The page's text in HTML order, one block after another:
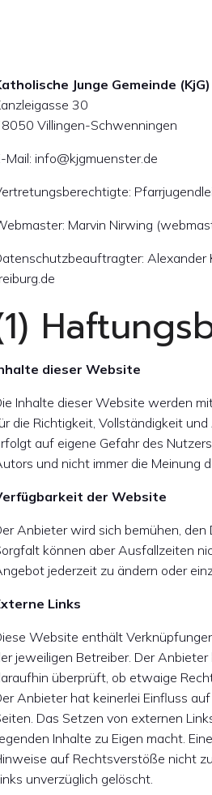
Junge Gemeinde
30
Villingen-Schwenningen
Mail: info@kjgmuenster.de
Marvin Nirwing
Alexander
dieser Website
Inhalte dieser Website werden
die Richtigkeit, Vollständigkeit
auf eigene Gefahr des
und nicht immer die Meinung
der Website
Anbieter wird sich bemühen,
können aber Ausfallzeiten
jederzeit zu ändern oder
Links
Website enthält
jeweiligen Betreiber. Der
überprüft, ob etwaige
Anbieter hat keinerlei Einfluss
Das Setzen von externen
Inhalte zu Eigen macht.
auf Rechtsverstöße nicht
unverzüglich gelöscht.